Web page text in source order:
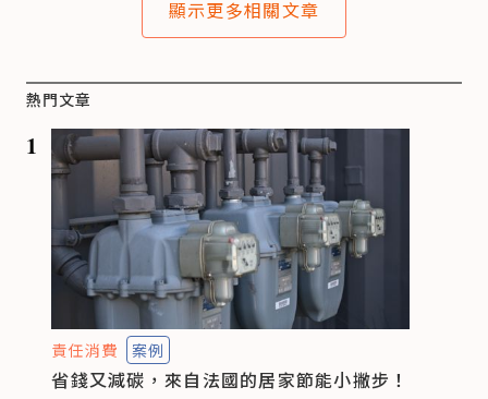
顯示更多相關文章
熱門文章
1
責任消費 案例
省錢又減碳，來自法國的居家節能小撇步！